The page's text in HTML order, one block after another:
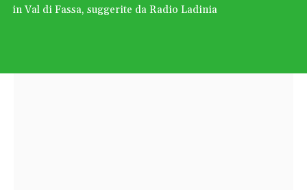
in Val di Fassa, suggerite da Radio Ladinia